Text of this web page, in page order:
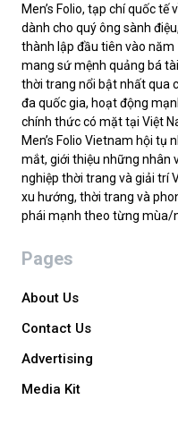
Men’s Folio, tạp chí quốc
dành cho quý ông sành
thành lập đầu tiên vào năm
mang sứ mệnh quảng bá
thời trang nổi bật nhất qua
đa quốc gia, hoạt động
chính thức có mặt tại Việt
Men’s Folio Vietnam hội tụ
mắt, giới thiệu những nhân
nghiệp thời trang và giải trí
xu hướng, thời trang và
phái mạnh theo từng mùa/
Pages
About Us
Contact Us
Advertising
Media Kit